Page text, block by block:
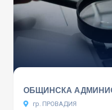
ОБЩИНСКА
гр. ПРОВАДИЯ